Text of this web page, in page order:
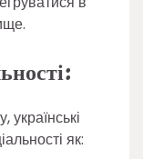
українські
як: